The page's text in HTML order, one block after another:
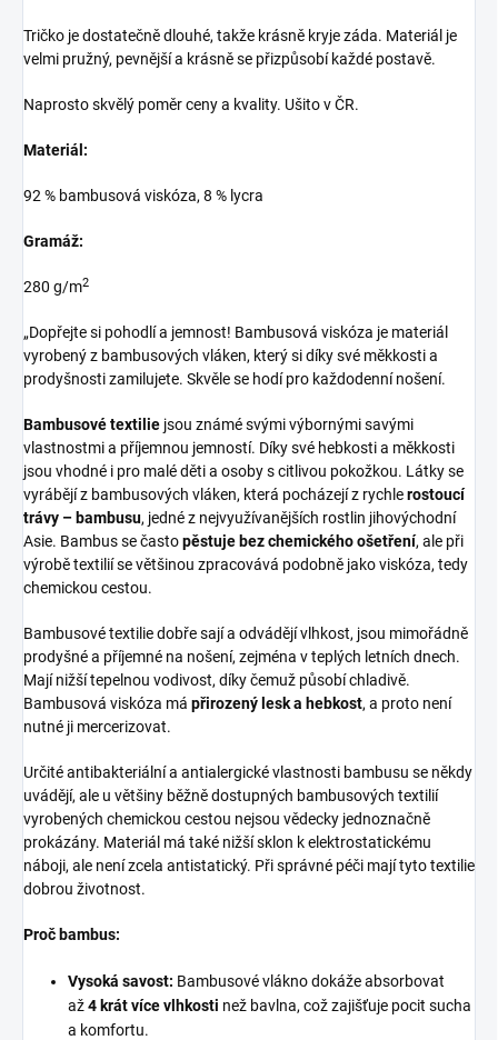
Tričko je dostatečně dlouhé, takže krásně kryje záda. Materiál je
velmi pružný, pevnější a krásně se přizpůsobí každé postavě.
Naprosto skvělý poměr ceny a kvality. Ušito v ČR.
Materiál:
92 % bambusová viskóza, 8 % lycra
Gramáž:
280 g/m2
„Dopřejte si pohodlí a jemnost! Bambusová viskóza je materiál
vyrobený z bambusových vláken, který si díky své měkkosti a
prodyšnosti zamilujete. Skvěle se hodí pro každodenní nošení.
Bambusové textilie jsou známé svými výbornými savými
vlastnostmi a příjemnou jemností. Díky své hebkosti a měkkosti
jsou vhodné i pro malé děti a osoby s citlivou pokožkou. Látky se
vyrábějí z bambusových vláken, která pocházejí z rychlerostoucí
trávy – bambusu, jedné z nejvyužívanějších rostlin jihovýchodní
Asie. Bambus se častopěstuje bez chemického ošetření, ale při
výrobě textilií se většinou zpracovává podobně jako viskóza, tedy
chemickou cestou.
Bambusové textilie dobře sají a odvádějí vlhkost, jsou mimořádně
prodyšné a příjemné na nošení, zejména v teplých letních dnech.
Mají nižší tepelnou vodivost, díky čemuž působí chladivě.
Bambusová viskóza má přirozený lesk a hebkost, a proto není
nutné ji mercerizovat.
Určité antibakteriální a antialergické vlastnosti bambusu se někdy
uvádějí, ale u většiny běžně dostupných bambusových textilií
vyrobených chemickou cestou nejsou vědecky jednoznačně
prokázány. Materiál má také nižší sklon k elektrostatickému
náboji, ale není zcela antistatický. Při správné péči mají tyto textilie
dobrou životnost.
Proč bambus:
Vysoká savost: Bambusové vlákno dokáže absorbovat
až4 krát více vlhkosti než bavlna, což zajišťuje pocit sucha
a komfortu.